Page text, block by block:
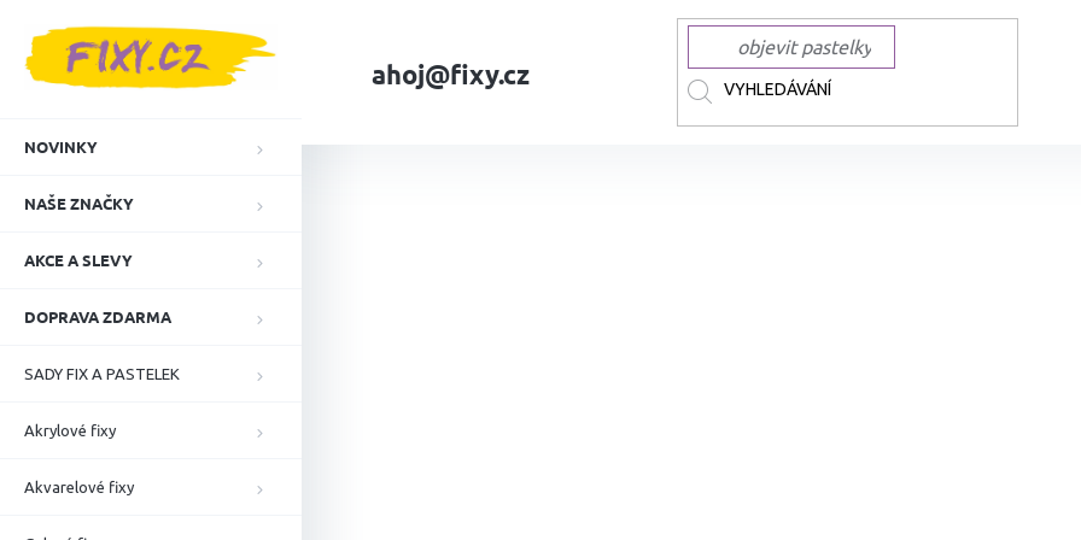
ahoj@fixy.cz
NOVINKY
NAŠE ZNAČKY
AKCE A SLEVY
DOPRAVA ZDARMA
SADY FIX A PASTELEK
Akrylové fixy
Akvarelové fixy